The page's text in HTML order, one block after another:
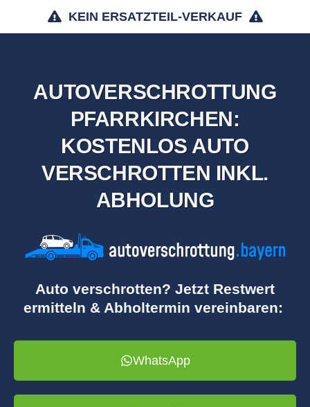
KEIN ERSATZTEIL-VERKAUF
AUTOVERSCHROTTUNG
PFARRKIRCHEN:
KOSTENLOS AUTO
VERSCHROTTEN INKL.
ABHOLUNG
Auto verschrotten? Jetzt Restwert
ermitteln & Abholtermin vereinbaren:
WhatsApp